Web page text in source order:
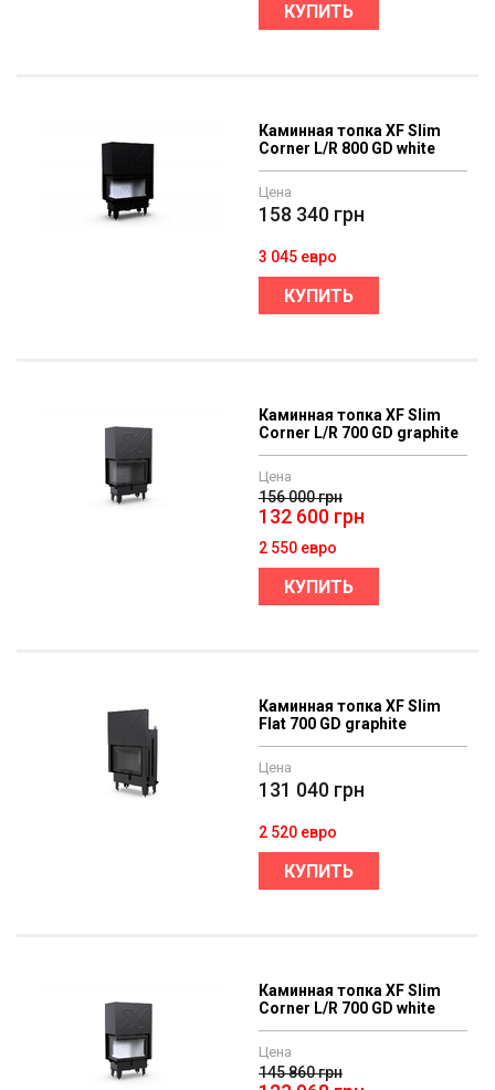
КУПИТЬ
Каминная топка XF Slim
Corner L/R 800 GD white
Цена
158 340 грн
3 045 евро
КУПИТЬ
Каминная топка XF Slim
Corner L/R 700 GD graphite
Цена
156 000грн
132 600 грн
2 550 евро
КУПИТЬ
Каминная топка XF Slim
Flat 700 GD graphitе
Цена
131 040 грн
2 520 евро
КУПИТЬ
Каминная топка XF Slim
Corner L/R 700 GD whitе
Цена
145 860грн